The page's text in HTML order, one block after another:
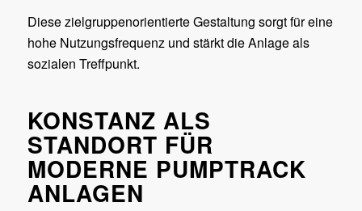
Diese zielgruppenorientierte Gestaltung sorgt für eine
hohe Nutzungsfrequenz und stärkt die Anlage als
sozialen Treffpunkt.
KONSTANZ ALS
STANDORT FÜR
MODERNE PUMPTRACK
ANLAGEN